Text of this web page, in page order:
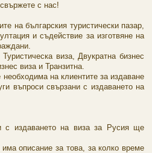
с нас!
на българския туристически пазар,
и съдействие за изготвяне на
виза, Двукратна бизнес
виза и Транзитна.
на клиентите за издаване
въпроси свързани с издаването на
с издаването на виза за Русия ще
описание за това, за колко време